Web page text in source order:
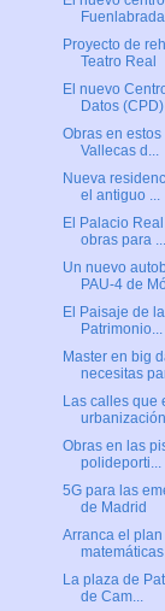
Proyecto de
Teatro Real
El nuevo
Datos
Obras en
Vallecas d...
Nueva
el antiguo ...
El Palacio
obras para ...
Un nuevo
PAU-4 de
El Paisaje de
Patrimonio...
Master en big
necesitas
Las calles que
Obras en las
polideporti...
5G para las
de Madrid
Arranca el
matemáticas
La plaza de
de Cam...